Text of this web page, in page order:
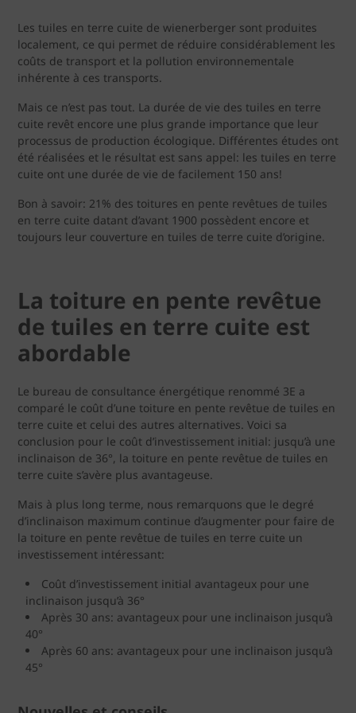
Les tuiles en terre cuite de wienerberger sont produites
localement, ce qui permet de réduire considérablement les
coûts de transport et la pollution environnementale
inhérente à ces transports.
Mais ce n’est pas tout. La durée de vie des tuiles en terre
cuite revêt encore une plus grande importance que leur
processus de production écologique. Différentes études ont
été réalisées et le résultat est sans appel: les tuiles en terre
cuite ont une durée de vie de facilement 150 ans!
Bon à savoir: 21% des toitures en pente revêtues de tuiles
en terre cuite datant d’avant 1900 possèdent encore et
toujours leur couverture en tuiles de terre cuite d’origine.
La toiture en pente revêtue
de tuiles en terre cuite est
abordable
Le bureau de consultance énergétique renommé 3E a
comparé le coût d’une toiture en pente revêtue de tuiles en
terre cuite et celui des autres alternatives. Voici sa
conclusion pour le coût d’investissement initial: jusqu’à une
inclinaison de 36°, la toiture en pente revêtue de tuiles en
terre cuite s’avère plus avantageuse.
Mais à plus long terme, nous remarquons que le degré
d’inclinaison maximum continue d’augmenter pour faire de
la toiture en pente revêtue de tuiles en terre cuite un
investissement intéressant:
Coût d’investissement initial avantageux pour une
inclinaison jusqu’à 36°
Après 30 ans: avantageux pour une inclinaison jusqu’à
40°
Après 60 ans: avantageux pour une inclinaison jusqu’à
45°